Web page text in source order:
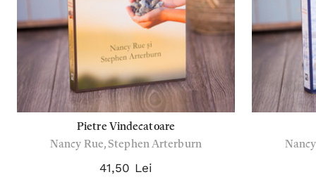
Pietre Vindecatoare
Nancy Rue, Stephen Arterburn
41,50 Lei